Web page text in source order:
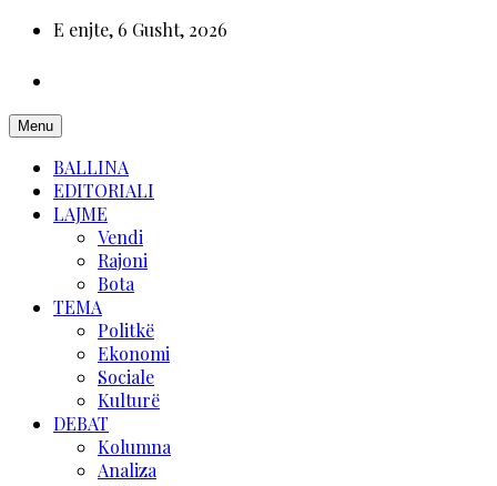
E enjte, 6 Gusht, 2026
Menu
BALLINA
EDITORIALI
LAJME
Vendi
Rajoni
Bota
TEMA
Politkë
Ekonomi
Sociale
Kulturë
DEBAT
Kolumna
Analiza